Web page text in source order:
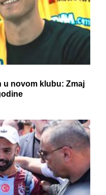
u novom klubu: Zmaj